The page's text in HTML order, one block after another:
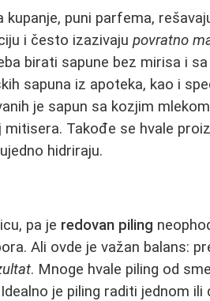
kupanje, puni parfema,
i često izazivajupovratno
birati sapune bez mirisa i
sapuna iz apoteka, kao i
je sapun sa kozjim
Takođe se hvale
hidriraju.
pa je redovan piling
Ali ovde je važan balans:
. Mnoge hvale piling od
je piling raditi jednom ili